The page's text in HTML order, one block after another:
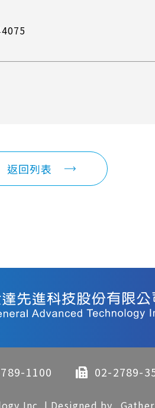
返回列表
1100 02-2789-
Inc. | Designed by